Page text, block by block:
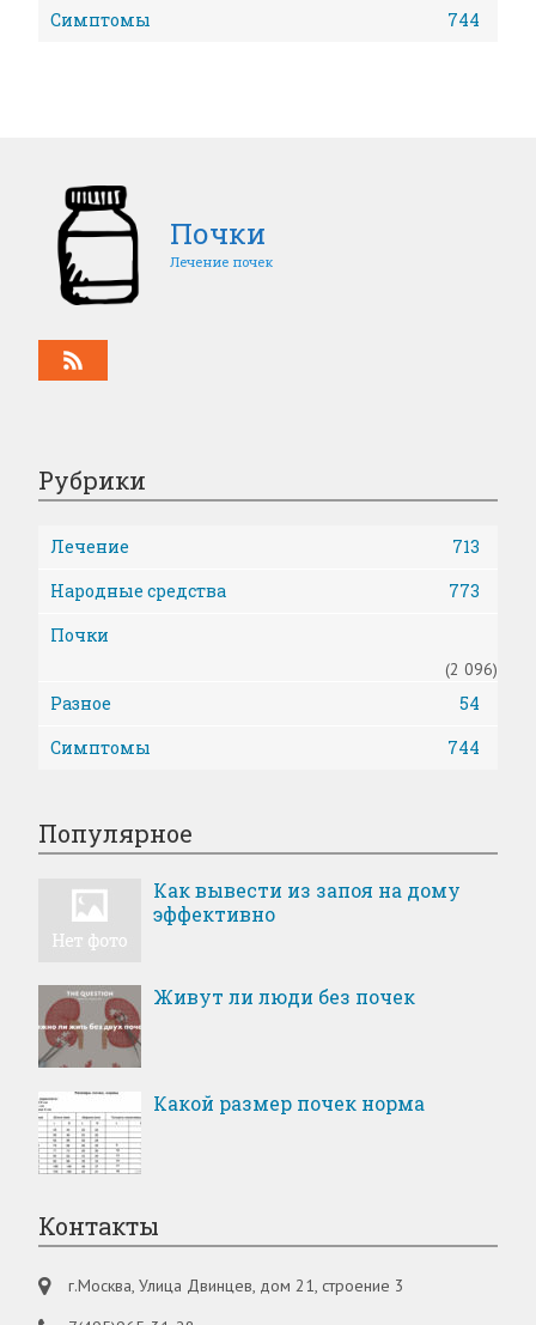
Симптомы
744
Почки
Лечение почек
Рубрики
Лечение
713
Народные средства
773
Почки
(2 096)
Разное
54
Симптомы
744
Популярное
Как вывести из запоя на дому
эффективно
Живут ли люди без почек
Какой размер почек норма
Контакты
г.Москва, Улица Двинцев, дом 21, строение 3